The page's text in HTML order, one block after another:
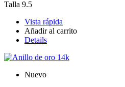
Talla 9.5
Vista rápida
Añadir al carrito
Details
Nuevo